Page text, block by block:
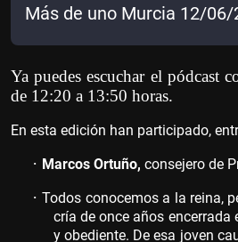
Más de uno Murcia 12/06/
Ya puedes escuchar el pódcast
de 12:20 a 13:50 horas.
En esta edición han participado,
· Marcos Ortuño, consejero de
· Todos conocemos a la reina,
cría de once años
y obediente. De esa joven